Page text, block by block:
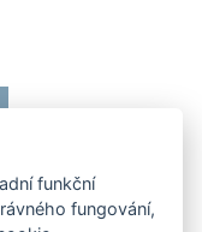
učení
Brně,
Fakulta
funkční
fungování,